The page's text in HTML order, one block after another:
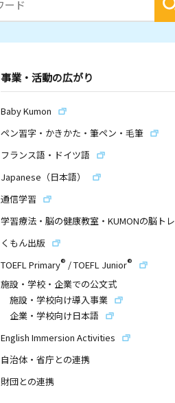
事業・活動の広がり
Baby Kumon
ペン習字・かきかた・筆ペン・毛筆
フランス語・ドイツ語
Japanese（日本語）
通信学習
学習療法・脳の健康教室・KUMONの脳トレ
くもん出版
TOEFL Primary® /TOEFL Junior®
施設・学校・企業での公文式
施設・学校向け導入事業
企業・学校向け日本語
English Immersion Activities
自治体・省庁との連携
財団との連携